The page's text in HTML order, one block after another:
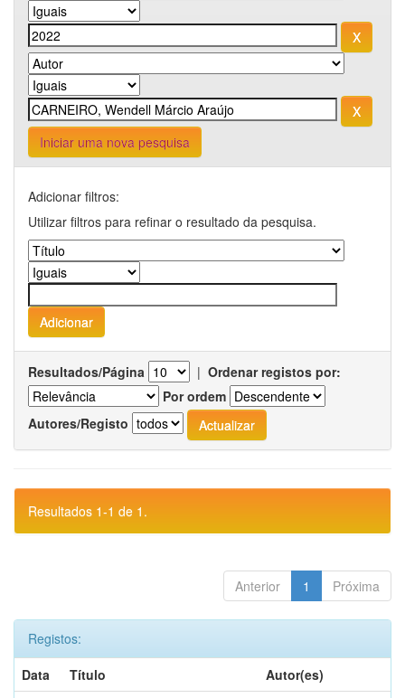
Iniciar uma nova pesquisa
Adicionar filtros:
Utilizar filtros para refinar o resultado da pesquisa.
Resultados/Página | Ordenar registos por:
Por ordem
Autores/Registo
Resultados 1-1 de 1.
Anterior 1 Próxima
Registos:
Data
Título
Autor(es)